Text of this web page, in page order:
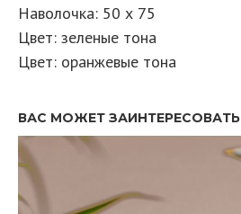
Наволочка: 50 х 75
Цвет: зеленые тона
Цвет: оранжевые тона
ВАС МОЖЕТ ЗАИНТЕРЕСОВАТЬ